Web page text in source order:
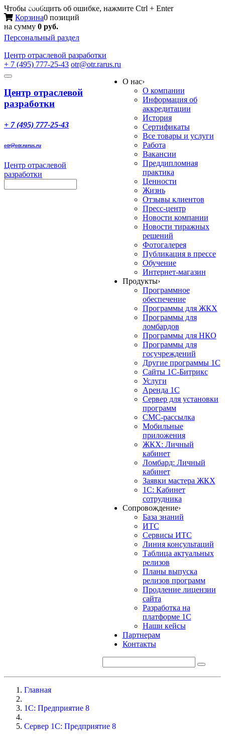
Чтобы сообщить об ошибке, нажмите Ctrl + Enter
Корзина0 позиций
на сумму 0 руб.
Персональный раздел
Центр отраслевой разработки
+ 7 (495) 777-25-43 otr@otr.rarus.ru
Toggle
Меню
Центр отраслевой
разработки
+ 7 (495) 777-25-43
otr@otr.rarus.ru
Центр отраслевой
разработки
О нас›
О компании
Информация об
аккредитации
История
Сертификаты
Все товары и услуги
Работа
Вакансии
Преддипломная
практика
Ценности
Жизнь
Отзывы клиентов
Пресс-центр
Новости компании
Новости тиражных
решений
Фотогалерея
Публикация в прессе
Обучение
Интернет-магазин
Продукты›
Программное
обеспечение
Программы для ЖКХ
Программы для
ломбардов
Программы для НКО
Программы для
госучреждений
Другие программы 1С
Сайты 1С-Битрикс
Услуги
Аренда 1С
Сервер для установки
программ
СМС-рассылка
Мобильные
приложения
ЖКХ: Личный
кабинет
Ломбард: Личный
кабинет
Заявки мастера ЖКХ
1С: Кабинет
сотрудника
Сопровождение›
База знаний
ИТС
Сервисы ИТС
Линия консультаций
Таблица актуальных
релизов
Планы выпуска
релизов программ
Продление лицензии
сайта
Разработка на
платформе 1С
Наши кейсы
Партнерам
Контакты
Главная
1С: Предприятие 8
Сервер 1С: Предприятие 8